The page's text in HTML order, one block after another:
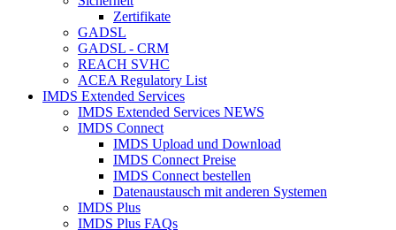
Zertifikate
GADSL
GADSL - CRM
REACH SVHC
ACEA Regulatory List
IMDS Extended Services
IMDS Extended Services NEWS
IMDS Connect
IMDS Upload und Download
IMDS Connect Preise
IMDS Connect bestellen
Datenaustausch mit anderen Systemen
IMDS Plus
IMDS Plus FAQs